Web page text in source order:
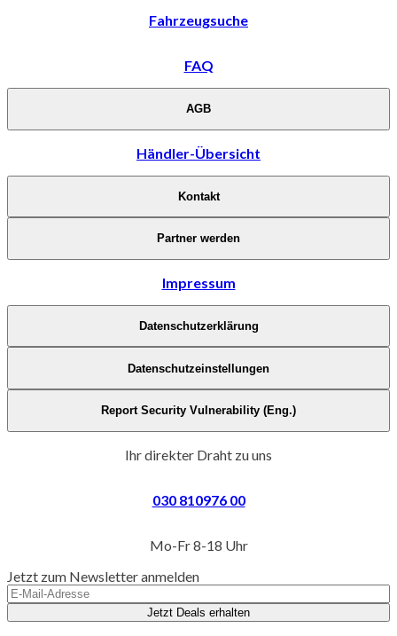
Fahrzeugsuche
FAQ
AGB
Händler-Übersicht
Kontakt
Partner werden
Impressum
Datenschutzerklärung
Datenschutzeinstellungen
Report Security Vulnerability (Eng.)
Ihr direkter Draht zu uns
030 810976 00
Mo-Fr 8-18 Uhr
Jetzt zum Newsletter anmelden
Jetzt Deals erhalten